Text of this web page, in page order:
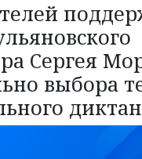
Сергея
выбора